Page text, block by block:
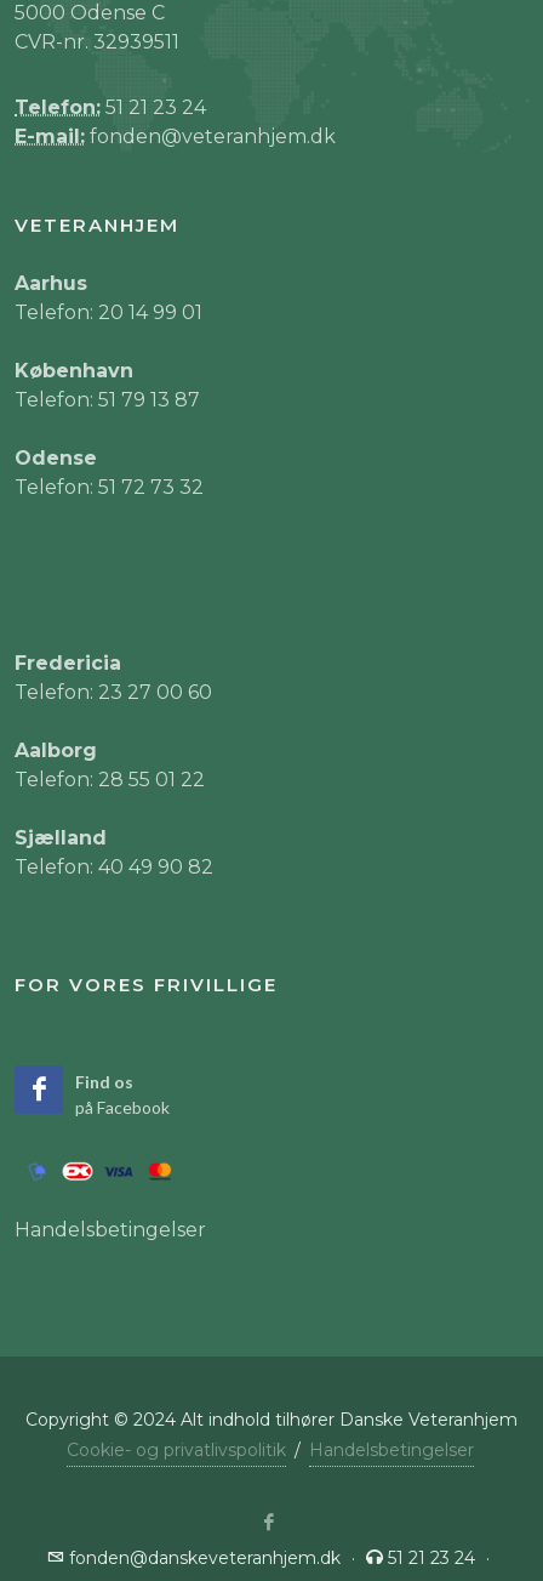
5000 Odense C
CVR-nr. 32939511
Telefon: 51 21 23 24
E-mail: fonden@veteranhjem.dk
VETERANHJEM
Aarhus
Telefon: 20 14 99 01
København
Telefon: 51 79 13 87
Odense
Telefon: 51 72 73 32
Fredericia
Telefon: 23 27 00 60
Aalborg
Telefon: 28 55 01 22
Sjælland
Telefon: 40 49 90 82
FOR VORES FRIVILLIGE
Find os
på Facebook
Handelsbetingelser
Copyright © 2024 Alt indhold tilhører Danske Veteranhjem
Cookie- og privatlivspolitik / Handelsbetingelser
fonden@danskeveteranhjem.dk · 51 21 23 24 ·